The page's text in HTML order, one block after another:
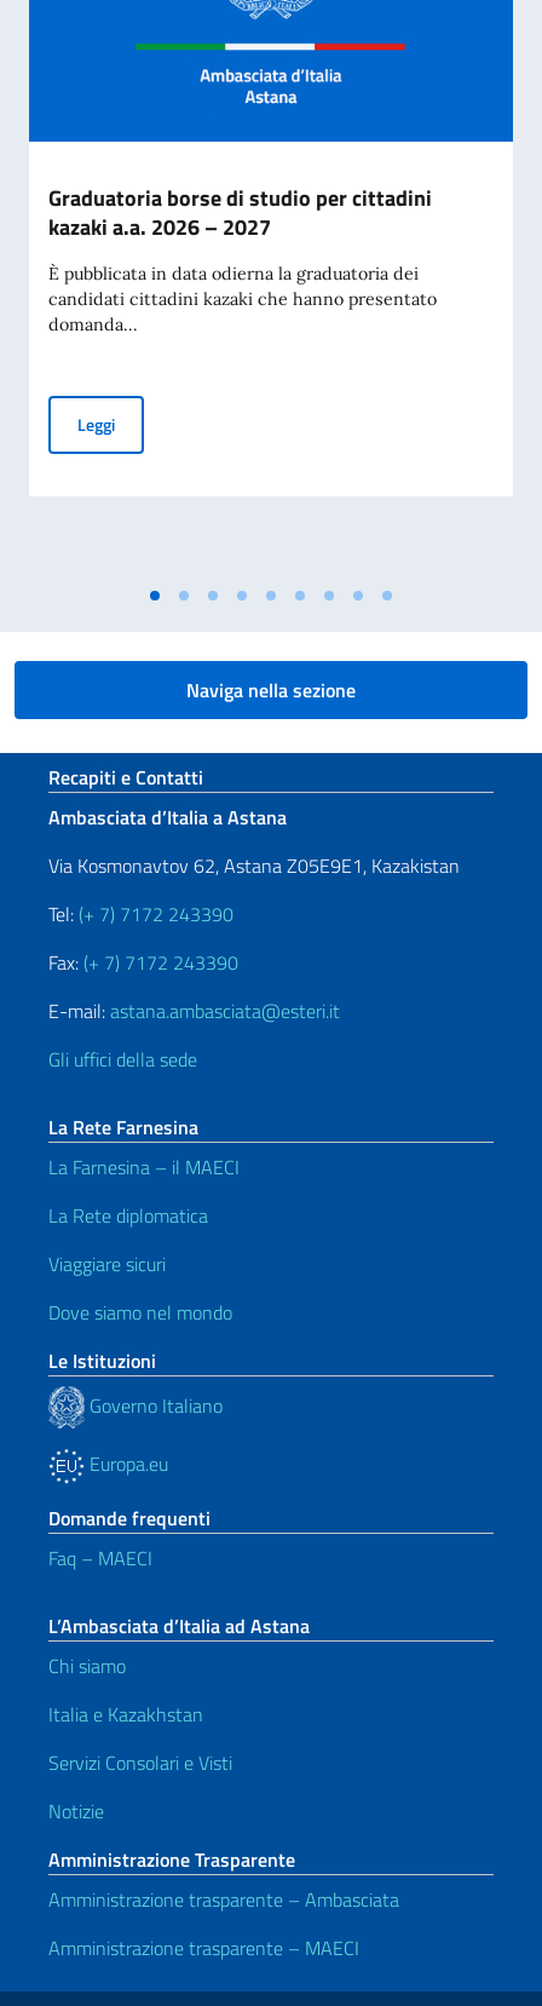
Graduatoria borse di studio per cittadini
kazaki a.a. 2026 – 2027
È pubblicata in data odierna la graduatoria dei
candidati cittadini kazaki che hanno presentato
domanda...
LeggiGraduatoria borse di studio per cittadini kazaki a.a. 2026 –
Naviga nella sezione
Sezione footer
Recapiti e Contatti
Ambasciata d’Italia a Astana
Via Kosmonavtov 62, Astana Z05E9E1, Kazakistan
Tel: (+ 7) 7172 243390
Fax: (+ 7) 7172 243390
E-mail:astana.ambasciata@esteri.it
Gli uffici della sede
La Rete Farnesina
La Farnesina – il MAECI
La Rete diplomatica
Viaggiare sicuri
Dove siamo nel mondo
Le Istituzioni
Governo Italiano
Europa.eu
Domande frequenti
Faq – MAECI
L’Ambasciata d’Italia ad Astana
Chi siamo
Italia e Kazakhstan
Servizi Consolari e Visti
Notizie
Amministrazione Trasparente
Amministrazione trasparente – Ambasciata
Amministrazione trasparente – MAECI